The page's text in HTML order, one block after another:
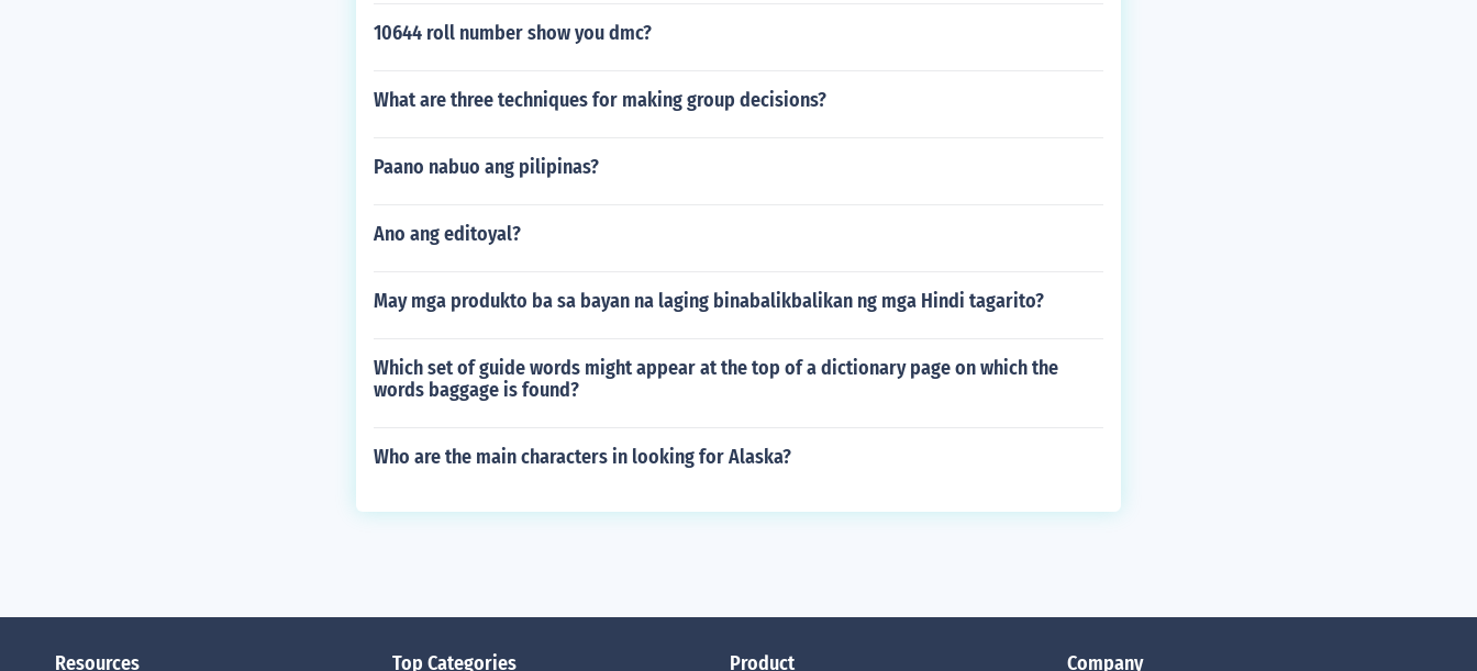
10644 roll number show you dmc?
What are three techniques for making group decisions?
Paano nabuo ang pilipinas?
Ano ang editoyal?
May mga produkto ba sa bayan na laging binabalikbalikan ng mga Hindi tagarito?
Which set of guide words might appear at the top of a dictionary page on which the
words baggage is found?
Who are the main characters in looking for Alaska?
Resources Top Categories Product Company